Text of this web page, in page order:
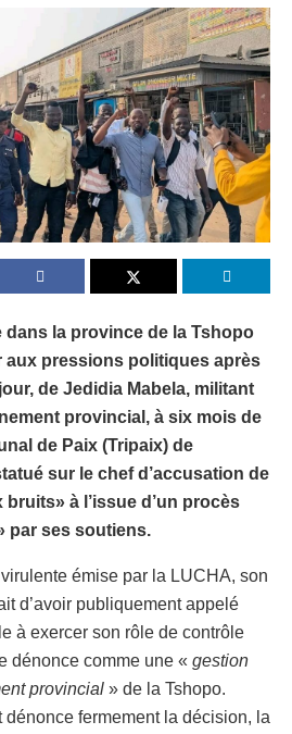
dans la province de la Tshopo
aux pressions politiques après
de Jedidia Mabela, militant
provincial, à six mois de
de Paix (Tripaix) de
sur le chef d’accusation de
à l’issue d’un procès
par ses soutiens.
émise par la LUCHA, son
d’avoir publiquement appelé
à exercer son rôle de contrôle
dénonce comme une « gestion
provincial » de la Tshopo.
dénonce fermement la décision, la